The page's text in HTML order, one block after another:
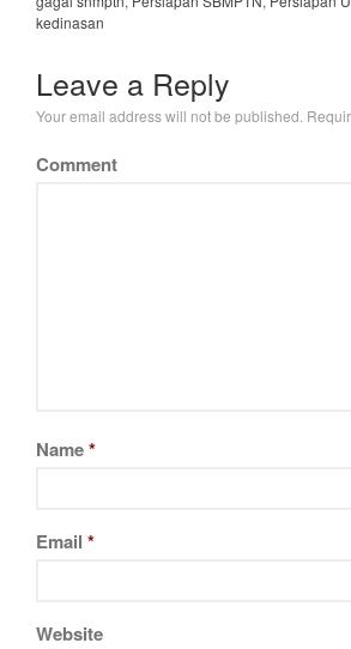
kedinasan
Leave a Reply
Your email address will not be published.
Comment
Name*
Email *
Website